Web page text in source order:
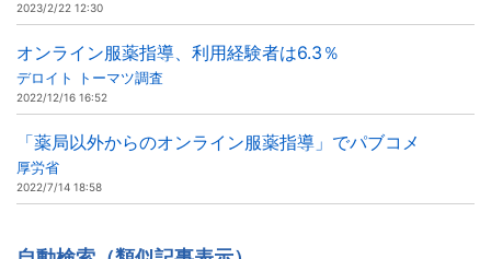
2023/2/22 12:30
オンライン服薬指導、利用経験者は6.3％
デロイト トーマツ調査
2022/12/16 16:52
「薬局以外からのオンライン服薬指導」でパブコメ
厚労省
2022/7/14 18:58